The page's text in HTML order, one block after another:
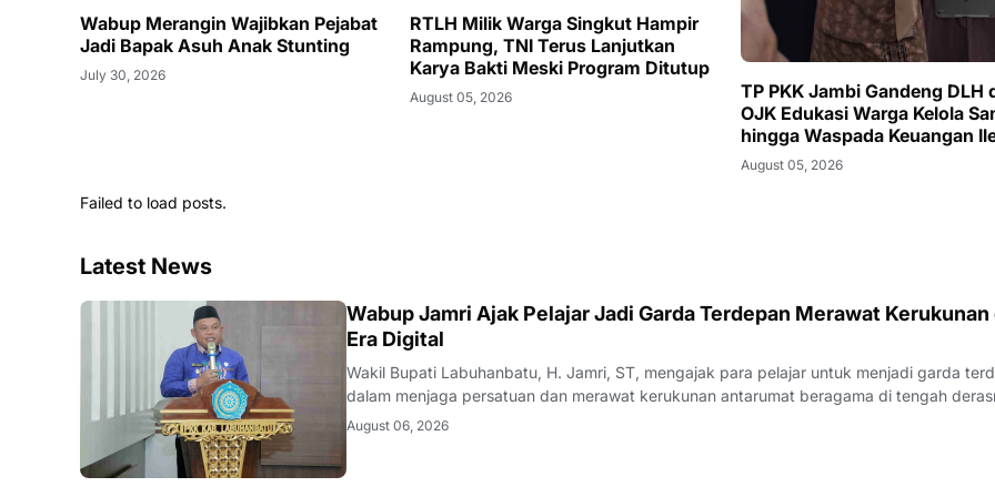
Wabup Merangin Wajibkan Pejabat
Jadi Bapak Asuh Anak Stunting
July 30, 2026
RTLH Milik Warga Singkut Hampir
Rampung, TNI Terus Lanjutkan
Karya Bakti Meski Program Ditutup
August 05, 2026
TP PKK Jambi Gandeng DLH
OJK Edukasi Warga Kelola
hingga Waspada Keuangan
August 05, 2026
Failed to load posts.
Latest News
Wabup Jamri Ajak Pelajar Jadi Garda Terdepan Merawat Kerukunan
Era Digital
Wakil Bupati Labuhanbatu, H. Jamri, ST, mengajak para pelajar untuk menjadi garda
dalam menjaga persatuan dan merawat kerukunan antarumat beragama di tengah
arus informasi digital yang semakin kompleks. Menurutnya, generasi muda memiliki peran
August 06, 2026